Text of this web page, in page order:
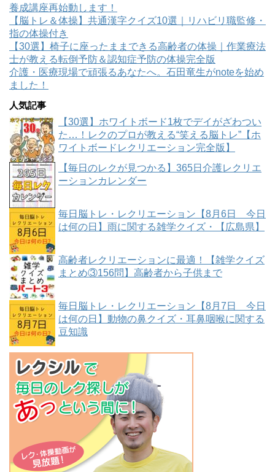
養成講座再始動します！
【脳トレ＆体操】共通漢字クイズ10選｜リハビリ職監修・
指の体操付き
【30選】椅子に座ったままできる高齢者の体操｜作業療法
士が教える転倒予防＆認知症予防の体操完全版
介護・医療現場で頑張るあなたへ。石田竜生がnoteを始め
ました！
人気記事
【30選】ホワイトボード1枚でデイがざわつい
た…！レクのプロが教える“笑える脳トレ”【ホ
ワイトボードレクリエーション完全版】
【毎日のレクが見つかる】365日介護レクリエ
ーションカレンダー
毎日脳トレ・レクリエーション【8月6日 今日
は何の日】雨に関する雑学クイズ・【広島県】
高齢者レクリエーションに最適！【雑学クイズ
まとめ③156問】高齢者から子供まで
毎日脳トレ・レクリエーション【8月7日 今日
は何の日】動物の鼻クイズ・耳鼻咽喉に関する
豆知識